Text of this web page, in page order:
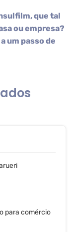
que tal
ou empresa?
um passo de
para comércio